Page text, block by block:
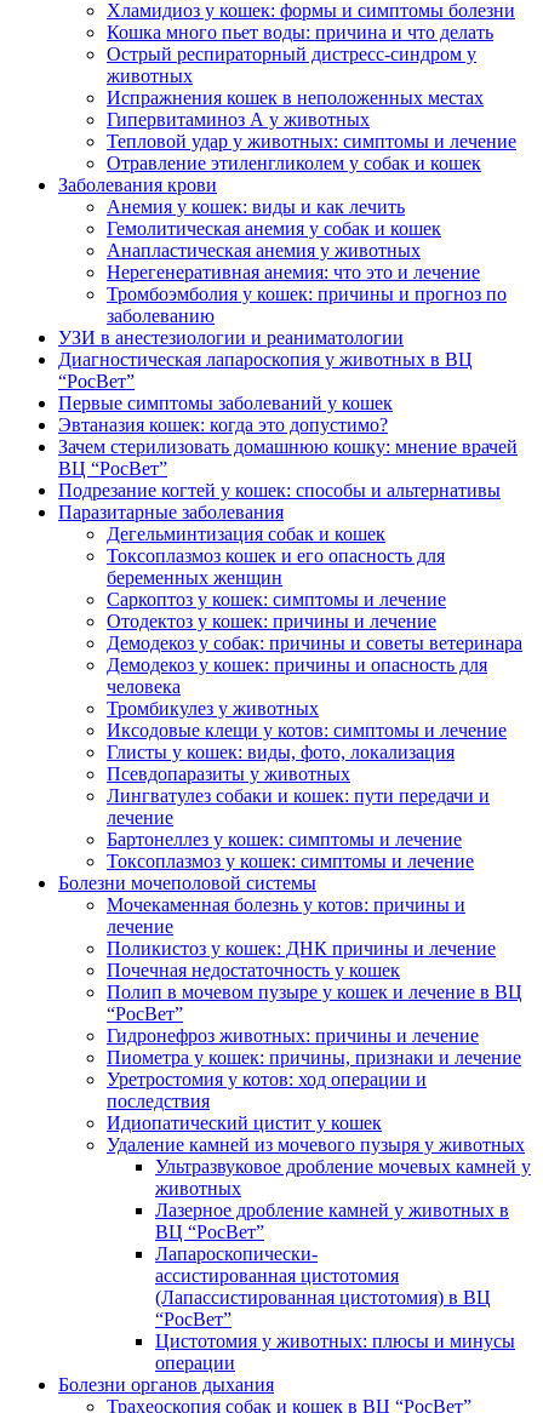
Хламидиоз у кошек: формы и симптомы болезни
Кошка много пьет воды: причина и что делать
Острый респираторный дистресс-синдром у
животных
Испражнения кошек в неположенных местах
Гипервитаминоз А у животных
Тепловой удар у животных: симптомы и лечение
Отравление этиленгликолем у собак и кошек
Заболевания крови
Анемия у кошек: виды и как лечить
Гемолитическая анемия у собак и кошек
Анапластическая анемия у животных
Нерегенеративная анемия: что это и лечение
Тромбоэмболия у кошек: причины и прогноз по
заболеванию
УЗИ в анестезиологии и реаниматологии
Диагностическая лапароскопия у животных в ВЦ
“РосВет”
Первые симптомы заболеваний у кошек
Эвтаназия кошек: когда это допустимо?
Зачем стерилизовать домашнюю кошку: мнение врачей
ВЦ “РосВет”
Подрезание когтей у кошек: способы и альтернативы
Паразитарные заболевания
Дегельминтизация собак и кошек
Токсоплазмоз кошек и его опасность для
беременных женщин
Саркоптоз у кошек: симптомы и лечение
Отодектоз у кошек: причины и лечение
Демодекоз у собак: причины и советы ветеринара
Демодекоз у кошек: причины и опасность для
человека
Тромбикулез у животных
Иксодовые клещи у котов: симптомы и лечение
Глисты у кошек: виды, фото, локализация
Псевдопаразиты у животных
Лингватулез собаки и кошек: пути передачи и
лечение
Бартонеллез у кошек: симптомы и лечение
Токсоплазмоз у кошек: симптомы и лечение
Болезни мочеполовой системы
Мочекаменная болезнь у котов: причины и
лечение
Поликистоз у кошек: ДНК причины и лечение
Почечная недостаточность у кошек
Полип в мочевом пузыре у кошек и лечение в ВЦ
“РосВет”
Гидронефроз животных: причины и лечение
Пиометра у кошек: причины, признаки и лечение
Уретростомия у котов: ход операции и
последствия
Идиопатический цистит у кошек
Удаление камней из мочевого пузыря у животных
Ультразвуковое дробление мочевых камней у
животных
Лазерное дробление камней у животных в
ВЦ “РосВет”
Лапароскопически-
ассистированная цистотомия
(Лапассистированная цистотомия) в ВЦ
“РосВет”
Цистотомия у животных: плюсы и минусы
операции
Болезни органов дыхания
Трахеоскопия собак и кошек в ВЦ “РосВет”